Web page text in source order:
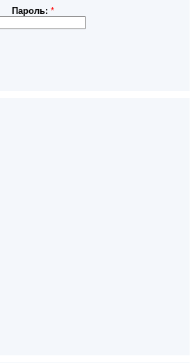
Пароль: *